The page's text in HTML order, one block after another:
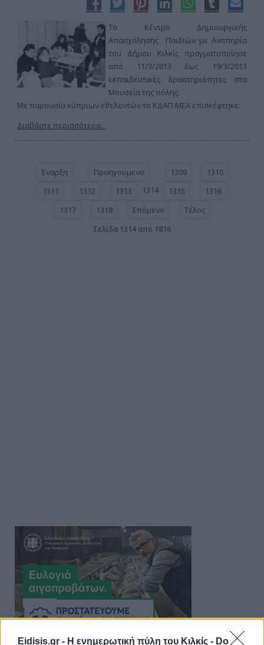
Eidisis.gr - Η ενημερωτική πύλη του Κιλκίς - Do
Το Κέντρο Δημιουργικής
Απασχόλησης Παιδιών με Αναπηρία
του Δήμου Κιλκίς πραγματοποίησε
από 11/3/2013 έως 19/3/2013
εκπαιδευτικές δραστηριότητες στα
Μουσεία της πόλης.
Με παρουσία κύπριων εθελοντών το ΚΔΑΠ-ΜΕΑ επισκέφτηκε:
Διαβάστε περισσότερα...
Έναρξη Προηγούμενο 1309
1310
1311
1312 1313 1314 1315
1316
1317
1318 Επόμενο
Τέλος
Σελίδα 1314 από 1816